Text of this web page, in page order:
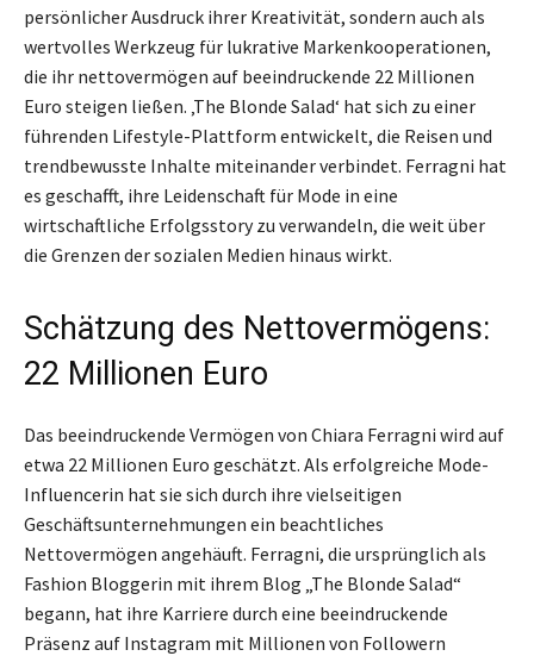
persönlicher Ausdruck ihrer Kreativität, sondern auch als
wertvolles Werkzeug für lukrative Markenkooperationen,
die ihr nettovermögen auf beeindruckende 22 Millionen
Euro steigen ließen. ‚The Blonde Salad‘ hat sich zu einer
führenden Lifestyle-Plattform entwickelt, die Reisen und
trendbewusste Inhalte miteinander verbindet. Ferragni hat
es geschafft, ihre Leidenschaft für Mode in eine
wirtschaftliche Erfolgsstory zu verwandeln, die weit über
die Grenzen der sozialen Medien hinaus wirkt.
Schätzung des Nettovermögens:
22 Millionen Euro
Das beeindruckende Vermögen von Chiara Ferragni wird auf
etwa 22 Millionen Euro geschätzt. Als erfolgreiche Mode-
Influencerin hat sie sich durch ihre vielseitigen
Geschäftsunternehmungen ein beachtliches
Nettovermögen angehäuft. Ferragni, die ursprünglich als
Fashion Bloggerin mit ihrem Blog „The Blonde Salad“
begann, hat ihre Karriere durch eine beeindruckende
Präsenz auf Instagram mit Millionen von Followern